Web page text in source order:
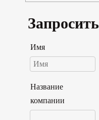
Запросить
Имя
Название
компании